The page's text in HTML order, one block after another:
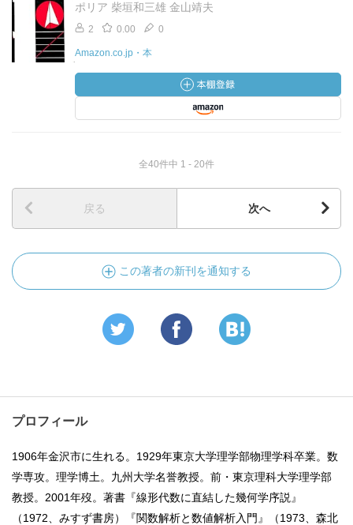
ポリア 柴垣和三雄 金山靖夫
2 0.00 0
Amazon.co.jp・本
全40件中 1 - 20件
戻る 次へ
この著者の新刊を通知する
プロフィール
1906年金沢市に生れる。1929年東京大学理学部物理学科卒業。数
学専攻。理学博土。九州大学名誉教授。前・東京理科大学理学部
教授。2001年歿。著書『線形代数に直結した幾何学序説』
（1972、みすず書房）『関数解析と数値解析入門』（1973、森北